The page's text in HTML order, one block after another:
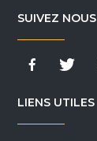
SUIVEZ NOUS
LIENS UTILES